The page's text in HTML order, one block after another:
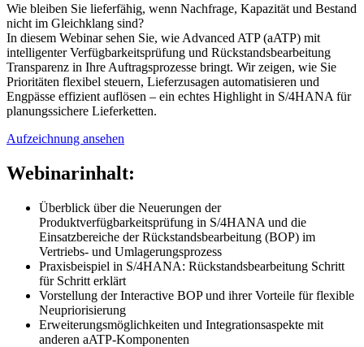
Wie bleiben Sie lieferfähig, wenn Nachfrage, Kapazität und Bestand
nicht im Gleichklang sind?
In diesem Webinar sehen Sie, wie Advanced ATP (aATP) mit
intelligenter Verfügbarkeitsprüfung und Rückstandsbearbeitung
Transparenz in Ihre Auftragsprozesse bringt. Wir zeigen, wie Sie
Prioritäten flexibel steuern, Lieferzusagen automatisieren und
Engpässe effizient auflösen – ein echtes Highlight in S/4HANA für
planungssichere Lieferketten.
Aufzeichnung ansehen
Webinarinhalt:
Überblick über die Neuerungen der
Produktverfügbarkeitsprüfung in S/4HANA und die
Einsatzbereiche der Rückstandsbearbeitung (BOP) im
Vertriebs- und Umlagerungsprozess
Praxisbeispiel in S/4HANA: Rückstandsbearbeitung Schritt
für Schritt erklärt
Vorstellung der Interactive BOP und ihrer Vorteile für flexible
Neupriorisierung
Erweiterungsmöglichkeiten und Integrationsaspekte mit
anderen aATP-Komponenten